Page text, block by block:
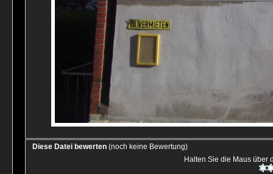
Diese Datei bewerten (noch keine Bewertung)
Halten Sie die Maus über